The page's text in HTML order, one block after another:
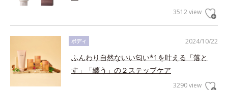
3512 view
2024/10/22
ボディ
ふんわり自然ないい匂い*1を叶える「落と
す」「纏う」の２ステップケア
3290 view